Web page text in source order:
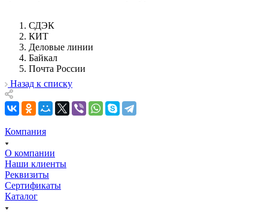
СДЭК
КИТ
Деловые линии
Байкал
Почта России
Назад к списку
Компания
О компании
Наши клиенты
Реквизиты
Сертификаты
Каталог